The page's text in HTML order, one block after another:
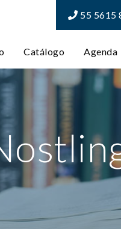
55 5615
Catálogo Agenda